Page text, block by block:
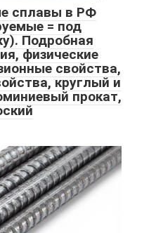
сплавы в РФ
= под
Подробная
физические
свойства,
круглый и
прокат,